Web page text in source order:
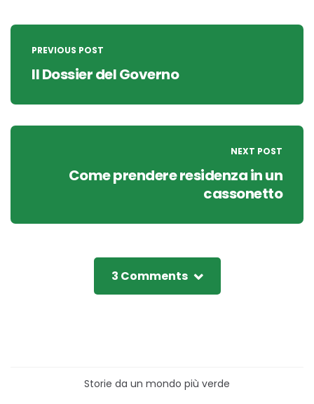
Post
navigation
PREVIOUS POST
Il Dossier del Governo
NEXT POST
Come prendere residenza in un
cassonetto
3 Comments
Storie da un mondo più verde